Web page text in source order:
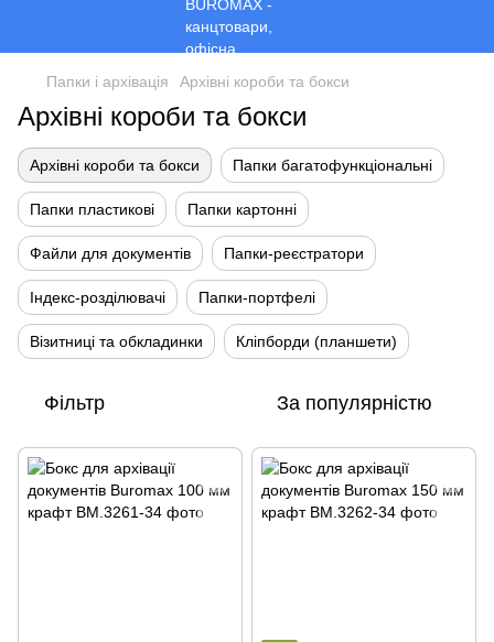
Папки і архівація Архівні короби та бокси
Архівні короби та бокси
Архівні короби та бокси Папки багатофункціональні
Папки пластикові Папки картонні
Файли для документів Папки-реєстратори
Індекс-розділювачі Папки-портфелі
Візитниці та обкладинки Кліпборди (планшети)
Фільтр За популярністю